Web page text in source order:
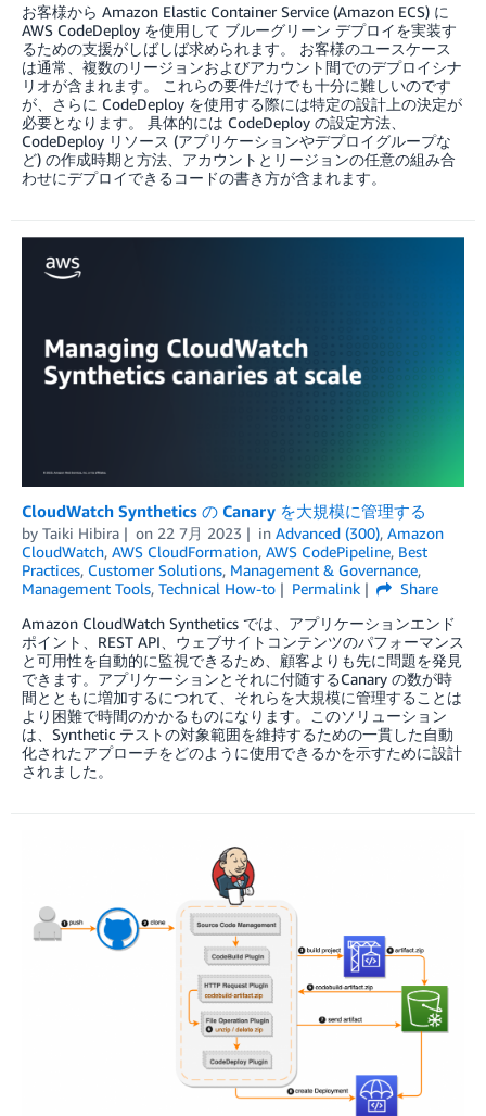
お客様から Amazon Elastic Container Service (Amazon ECS) に
AWS CodeDeploy を使用して ブルーグリーン デプロイを実装す
るための支援がしばしば求められます。 お客様のユースケース
は通常、複数のリージョンおよびアカウント間でのデプロイシナ
リオが含まれます。 これらの要件だけでも十分に難しいのです
が、さらに CodeDeploy を使用する際には特定の設計上の決定が
必要となります。 具体的には CodeDeploy の設定方法、
CodeDeploy リソース (アプリケーションやデプロイグループな
ど) の作成時期と方法、アカウントとリージョンの任意の組み合
わせにデプロイできるコードの書き方が含まれます。
CloudWatch Synthetics の Canary を大規模に管理する
by Taiki Hibira on 22 7月 2023 in Advanced (300), Amazon
CloudWatch, AWS CloudFormation, AWS CodePipeline, Best
Practices, Customer Solutions, Management & Governance,
Management Tools, Technical How-to Permalink
Share
Amazon CloudWatch Synthetics では、アプリケーションエンド
ポイント、REST API、ウェブサイトコンテンツのパフォーマンス
と可用性を自動的に監視できるため、顧客よりも先に問題を発見
できます。アプリケーションとそれに付随するCanary の数が時
間とともに増加するにつれて、それらを大規模に管理することは
より困難で時間のかかるものになります。このソリューション
は、Synthetic テストの対象範囲を維持するための一貫した自動
化されたアプローチをどのように使用できるかを示すために設計
されました。